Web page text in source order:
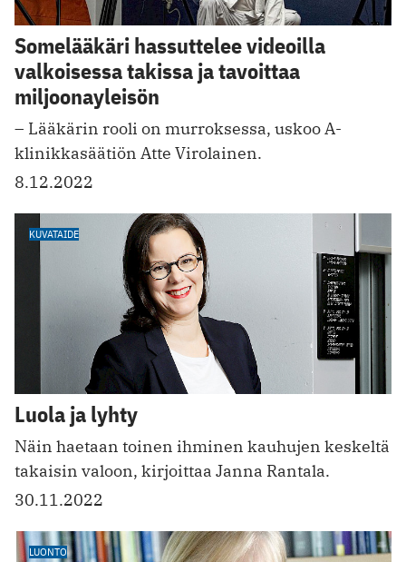
Somelääkäri hassuttelee videoilla
valkoisessa takissa ja tavoittaa
miljoonayleisön
– Lääkärin rooli on murroksessa, uskoo A-
klinikkasäätiön Atte Virolainen.
8.12.2022
KUVATAIDE
Luola ja lyhty
Näin haetaan toinen ihminen kauhujen keskeltä
takaisin valoon, kirjoittaa Janna Rantala.
30.11.2022
LUONTO